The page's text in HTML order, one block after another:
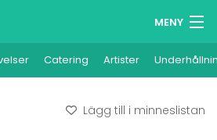
MENY
Minneslista
Catering Artister
Lägg till i minneslistan